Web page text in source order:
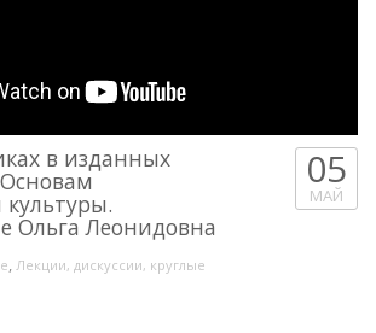
в изданных
Ольга Леонидовна
, Лекции, дискуссии, круглые
05
МАЙ